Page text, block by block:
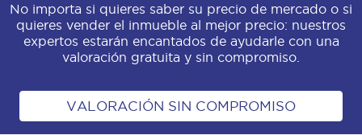
No importa si quieres saber su precio de mercado o si
quieres vender el inmueble al mejor precio: nuestros
expertos estarán encantados de ayudarle con una
valoración gratuita y sin compromiso.
VALORACIÓN SIN COMPROMISO